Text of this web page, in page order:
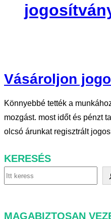
Vásároljon
Könnyebbé tették a
mozgást. most időt és pénzt
olcsó árunkat regisztrált
KERESÉS
K
MAGABIZTOSAN